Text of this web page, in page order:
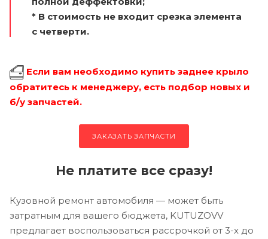
* В стоимость не входит срезка элемента
с четверти.
Если вам необходимо купить заднее крыло
обратитесь к менеджеру, есть подбор новых и
б/у запчастей.
ЗАКАЗАТЬ ЗАПЧАСТИ
Не платите все сразу!
Кузовной ремонт автомобиля — может быть
затратным для вашего бюджета, KUTUZOVV
предлагает воспользоваться рассрочкой от 3-х до